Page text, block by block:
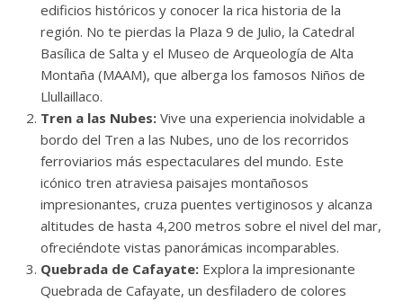
edificios históricos y conocer la rica historia de la
región. No te pierdas la Plaza 9 de Julio, la Catedral
Basílica de Salta y el Museo de Arqueología de Alta
Montaña (MAAM), que alberga los famosos Niños de
Llullaillaco.
Tren a las Nubes: Vive una experiencia inolvidable a
bordo del Tren a las Nubes, uno de los recorridos
ferroviarios más espectaculares del mundo. Este
icónico tren atraviesa paisajes montañosos
impresionantes, cruza puentes vertiginosos y alcanza
altitudes de hasta 4,200 metros sobre el nivel del mar,
ofreciéndote vistas panorámicas incomparables.
Quebrada de Cafayate: Explora la impresionante
Quebrada de Cafayate, un desfiladero de colores